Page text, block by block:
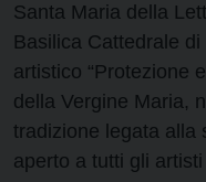
Santa Maria della
Basilica Cattedrale
artistico “Protezione
della Vergine Maria,
tradizione legata alla
aperto a tutti gli